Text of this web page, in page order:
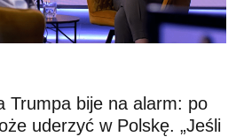
Trumpa bije na alarm: po
uderzyć w Polskę. „Jeśli